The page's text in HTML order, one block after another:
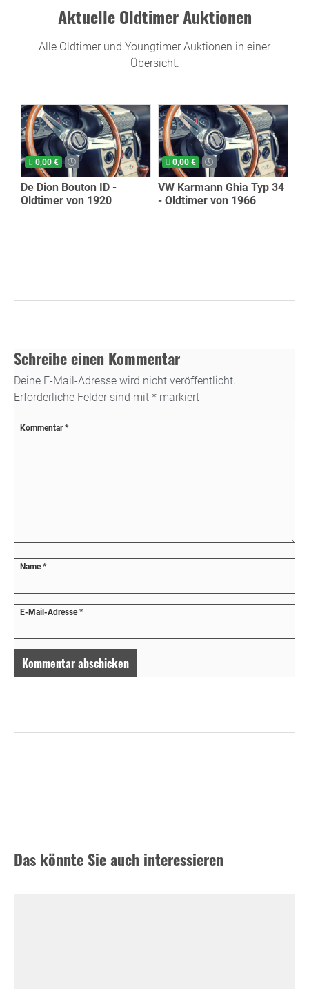
Aktuelle Oldtimer Auktionen
Alle Oldtimer und Youngtimer Auktionen in einer
Übersicht.
0,00 €
De Dion Bouton ID -
Oldtimer von 1920
0,00 €
VW Karmann Ghia Typ 34
- Oldtimer von 1966
Schreibe einen Kommentar
Deine E-Mail-Adresse wird nicht veröffentlicht.
Erforderliche Felder sind mit * markiert
Kommentar*
Name*
E-Mail-Adresse*
Das könnte Sie auch interessieren